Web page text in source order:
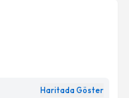
talebi
almanız için bir
bilgilendireceğiz.
Haritada Göster